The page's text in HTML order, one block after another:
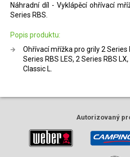
Náhradní díl - Vyklápěcí ohřívací
Series RBS.
Popis produktu:
Ohřívací mřížka pro grily 2 Series
Series RBS LES, 2 Series RBS
Classic L.
Autorizovaný